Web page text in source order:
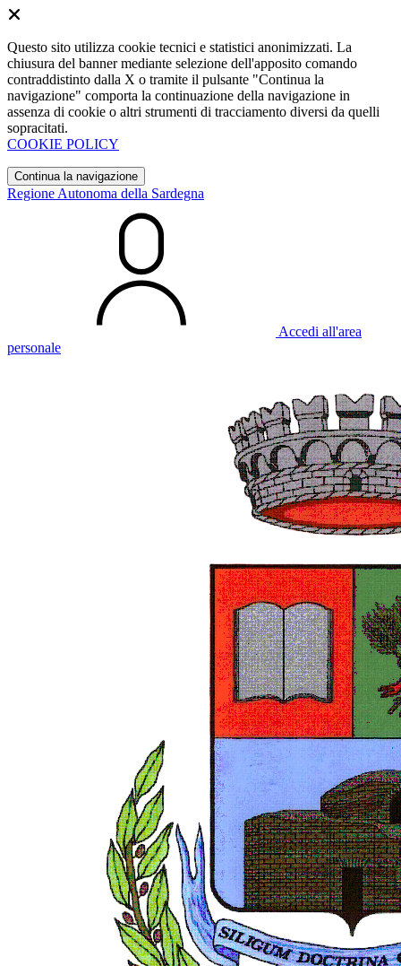
Questo sito utilizza cookie tecnici e statistici anonimizzati. La
chiusura del banner mediante selezione dell'apposito comando
contraddistinto dalla X o tramite il pulsante "Continua la
navigazione" comporta la continuazione della navigazione in
assenza di cookie o altri strumenti di tracciamento diversi da quelli
sopracitati.
COOKIE POLICY
Continua la navigazione
Regione Autonoma della Sardegna
Accedi all'area
personale